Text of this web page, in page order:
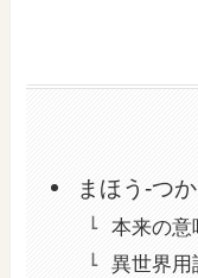
まほう‐つ
本来の意
異世界用